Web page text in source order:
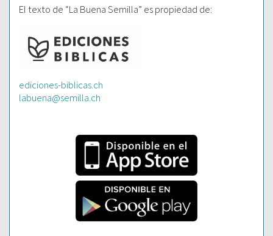
El texto de “La Buena Semilla” es propiedad de:
ediciones-biblicas.ch
labuena@semilla.ch